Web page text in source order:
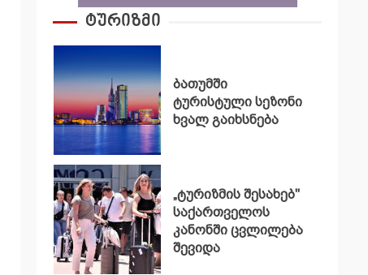
ტურიზმი
ბათუმში
ტურისტული სეზონი
ხვალ გაიხსნება
„ტურიზმის შესახებ"
საქართველოს
კანონში ცვლილება
შევიდა